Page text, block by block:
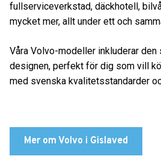
fullserviceverkstad, däckhotell,
mycket mer, allt under ett och
Våra Volvo-modeller inkluderar
designen, perfekt för dig som vill
med svenska kvalitetsstandarder
Mer om Volvo i Gislaved